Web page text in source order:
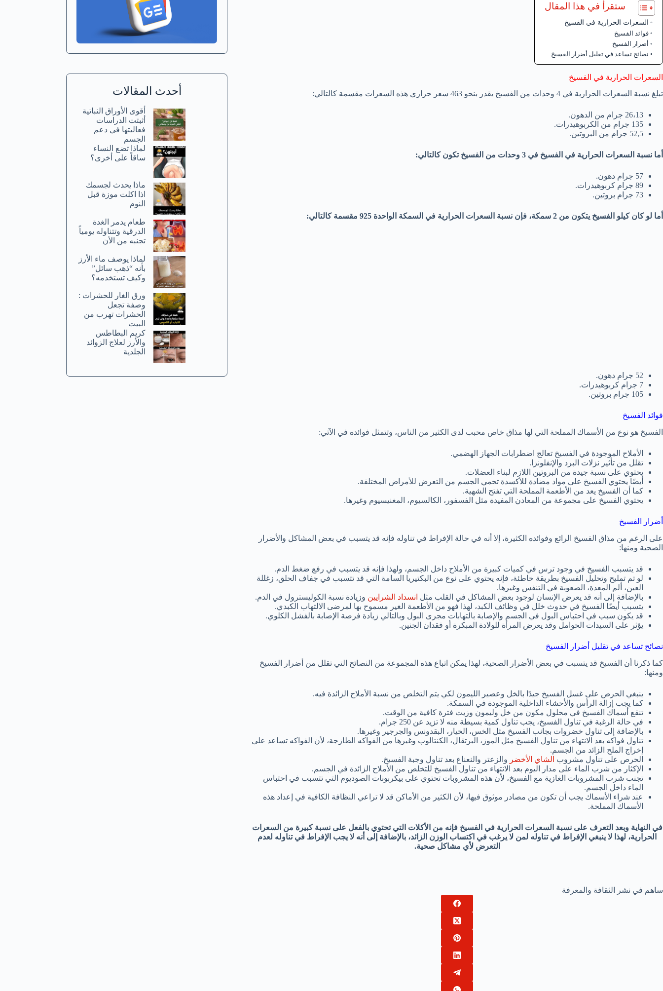
ستقرأ في هذا المقال
السعرات الحرارية في الفسيخ
فوائد الفسيخ
أضرار الفسيخ
نصائح تساعد في تقليل أضرار الفسيخ
السعرات الحرارية في الفسيخ
تبلغ نسبة السعرات الحرارية في 4 وحدات من الفسيخ يقدر بنحو 463 سعر حراري هذه السعرات مقسمة كالتالي:
26،13 جرام من الدهون.
135 جرام من الكربوهيدرات.
52,5 جرام من البروتين.
أما نسبة السعرات الحرارية في الفسيخ في 3 وحدات من الفسيخ تكون كالتالي:
57 جرام دهون.
89 جرام كربوهيدرات.
73 جرام بروتين.
أما لو كان كيلو الفسيخ يتكون من 2 سمكة، فإن نسبة السعرات الحرارية في السمكة الواحدة 925 مقسمة كالتالي:
52 جرام دهون.
7 جرام كربوهيدرات.
105 جرام بروتين.
فوائد الفسيخ
الفسيخ هو نوع من الأسماك المملحة التي لها مذاق خاص محبب لدى الكثير من الناس، وتتمثل فوائده في الآتي:
الأملاح الموجودة في الفسيخ تعالج اضطرابات الجهاز الهضمي.
تقلل من تأثير نزلات البرد والإنفلونزا.
يحتوي على نسبة جيدة من البروتين اللازم لبناء العضلات.
أيضًا يحتوي الفسيخ على مواد مضادة للأكسدة تحمي الجسم من التعرض للأمراض المختلفة.
كما أن الفسيخ يعد من الأطعمة المملحة التي تفتح الشهية.
يحتوي الفسيخ على مجموعة من المعادن المفيدة مثل الفسفور، الكالسيوم، المغنيسيوم وغيرها.
أضرار الفسيخ
على الرغم من مذاق الفسيخ الرائع وفوائده الكثيرة، إلا أنه في حالة الإفراط في تناوله فإنه قد يتسبب في بعض المشاكل والأضرار
الصحية ومنها:
قد يتسبب الفسيخ في وجود ترس في كميات كبيرة من الأملاح داخل الجسم، ولهذا فإنه قد يتسبب في رفع ضغط الدم.
لو تم تمليح وتحليل الفسيخ بطريقة خاطئة، فإنه يحتوي على نوع من البكتيريا السامة التي قد تتسبب في جفاف الحلق، زغللة
العين، ألم المعدة، الصعوبة في التنفس وغيرها.
بالإضافة إلى أنه قد يعرض الإنسان لوجود بعض المشاكل في القلب مثل انسداد الشرايين وزيادة نسبة الكوليسترول في الدم.
يتسبب أيضًا الفسيخ في حدوث خلل في وظائف الكبد، لهذا فهو من الأطعمة الغير مسموح بها لمرضى الالتهاب الكبدي.
قد يكون سبب في احتباس البول في الجسم والإصابة بالتهابات مجرى البول وبالتالي زيادة فرصة الإصابة بالفشل الكلوي.
يؤثر على السيدات الحوامل وقد يعرض المرأة للولادة المبكرة أو فقدان الجنين.
نصائح تساعد في تقليل أضرار الفسيخ
كما ذكرنا أن الفسيخ قد يتسبب في بعض الأضرار الصحية، لهذا يمكن اتباع هذه المجموعة من النصائح التي تقلل من أضرار الفسيخ
ومنها:
ينبغي الحرص على غسل الفسيخ جيدًا بالخل وعصير الليمون لكي يتم التخلص من نسبة الأملاح الزائدة فيه.
كما يجب إزالة الرأس والأحشاء الداخلية الموجودة في السمكة.
تنقع أسماك الفسيخ في محلول مكون من خل وليمون وزيت فترة كافية من الوقت.
في حالة الرغبة في تناول الفسيخ، يجب تناول كمية بسيطة منه لا تزيد عن 250 جرام.
بالإضافة إلى تناول خضروات بجانب الفسيخ مثل الخس، الخيار، البقدونس والجرجير وغيرها.
تناول فواكه بعد الانتهاء من تناول الفسيخ مثل الموز، البرتقال، الكنتالوب وغيرها من الفواكه الطازجة، لأن الفواكه تساعد على
إخراج الملح الزائد من الجسم.
الحرص على تناول مشروب الشاي الأخضر والزعتر والنعناع بعد تناول وجبة الفسيخ.
الإكثار من شرب الماء على مدار اليوم بعد الانتهاء من تناول الفسيخ للتخلص من الأملاح الزائدة في الجسم.
تجنب شرب المشروبات الغازية مع الفسيخ، لأن هذه المشروبات تحتوي على بيكربونات الصوديوم التي تتسبب في احتباس
الماء داخل الجسم.
عند شراء الأسماك يجب أن تكون من مصادر موثوق فيها، لأن الكثير من الأماكن قد لا تراعي النظافة الكافية في إعداد هذه
الأسماك المملحة.
في النهاية وبعد التعرف على نسبة السعرات الحرارية في الفسيخ فإنه من الأكلات التي تحتوي بالفعل على نسبة كبيرة من السعرات
الحرارية، لهذا لا ينبغي الإفراط في تناوله لمن لا يرغب في اكتساب الوزن الزائد، بالإضافة إلى أنه لا يجب الإفراط في تناوله لعدم
التعرض لأي مشاكل صحية.
ساهم في نشر الثقافة والمعرفة
أحدث المقالات
أقوى الأوراق النباتية
أثبتت الدراسات
فعاليتها في دعم
الجسم
لماذا تضع النساء
ساقاً على أخرى؟
ماذا يحدث لجسمك
اذا اكلت موزة قبل
النوم
طعام يدمر الغدة
الدرقية وتتناوله يومياً
تجنبه من الأن
لماذا يوصف ماء الأرز
بأنه “ذهب سائل”
وكيف تستخدمه؟
ورق الغار للحشرات :
وصفة تجعل
الحشرات تهرب من
البيت
كريم البطاطس
والأرز لعلاج الزوائد
الجلدية